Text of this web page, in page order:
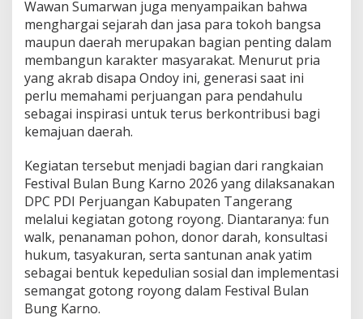
g
d
a
n
K
e
p
e
d
i
a
n
S
s
i
a
l
Wawan Sumarwan juga menyampaikan bahwa
menghargai sejarah dan jasa para tokoh bangsa
maupun daerah merupakan bagian penting dalam
membangun karakter masyarakat. Menurut pria
yang akrab disapa Ondoy ini, generasi saat ini
perlu memahami perjuangan para pendahulu
sebagai inspirasi untuk terus berkontribusi bagi
kemajuan daerah.
Kegiatan tersebut menjadi bagian dari rangkaian
Festival Bulan Bung Karno 2026 yang dilaksanakan
DPC PDI Perjuangan Kabupaten Tangerang
melalui kegiatan gotong royong. Diantaranya: fun
walk, penanaman pohon, donor darah, konsultasi
hukum, tasyakuran, serta santunan anak yatim
sebagai bentuk kepedulian sosial dan implementasi
semangat gotong royong dalam Festival Bulan
Bung Karno.